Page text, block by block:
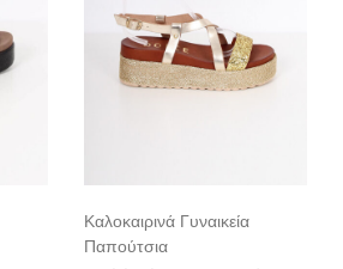
Καλοκαιρινά Γυναικεία
Παπούτσια